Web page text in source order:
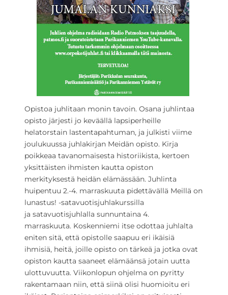
Opistoa juhlitaan monin tavoin. Osana juhlintaa
opisto järjesti jo keväällä lapsiperheille
helatorstain lastentapahtuman, ja julkisti viime
joulukuussa juhlakirjan Meidän opisto. Kirja
poikkeaa tavanomaisesta historiikista, kertoen
yksittäisten ihmisten kautta opiston
merkityksestä heidän elämässään. Juhlinta
huipentuu 2.-4. marraskuuta pidettävällä Meillä on
lunastus! -satavuotisjuhlakurssilla
ja satavuotisjuhlalla sunnuntaina 4.
marraskuuta. Koskenniemi itse odottaa juhlalta
eniten sitä, että opistolle saapuu eri ikäisiä
ihmisiä, heitä, joille opisto on tärkeä ja jotka ovat
opiston kautta saaneet elämäänsä jotain uutta
ulottuvuutta. Viikonlopun ohjelma on pyritty
rakentamaan niin, että siinä olisi huomioitu eri